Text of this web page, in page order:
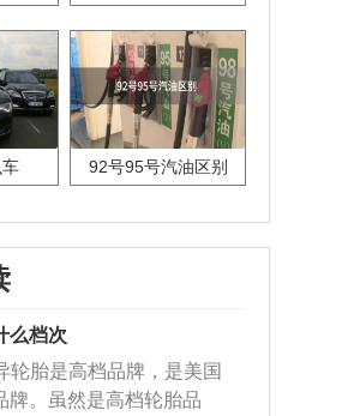
92号95号汽油区别
么档次
轮胎是高档品牌，是美国
牌。虽然是高档轮胎品